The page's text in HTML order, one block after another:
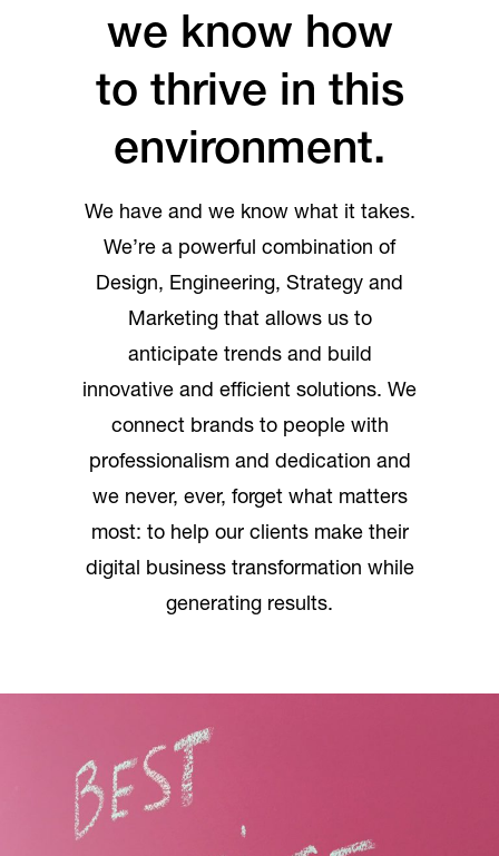
we know how
to thrive in this
environment.
We have and we know what it takes.
We’re a powerful combination of
Design, Engineering, Strategy and
Marketing that allows us to
anticipate trends and build
innovative and efficient solutions. We
connect brands to people with
professionalism and dedication and
we never, ever, forget what matters
most: to help our clients make their
digital business transformation while
generating results.